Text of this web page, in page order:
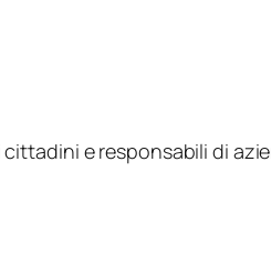
e responsabili di